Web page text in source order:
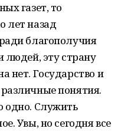
газет, то
лет назад
благополучия
людей, эту страну
нет. Государство и
понятия.
одно. Служить
Увы, но сегодня все